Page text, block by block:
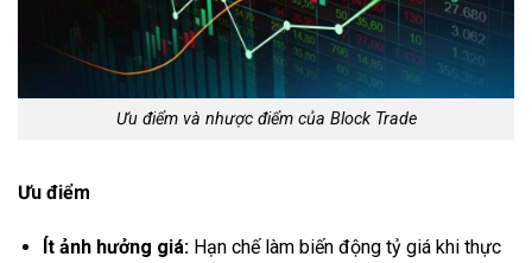
Ưu điểm và nhược điểm của Block Trade
Ưu điểm
Ít ảnh hưởng giá:Hạn chế làm biến động tỷ giá khi thực